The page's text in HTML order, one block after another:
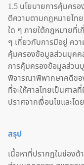
1.5 นโยบายการคุ้มคร
ตีความตามกฎหมายไท
ใด ๆ ภายใต้กฎหมายที่
ๆ เกี่ยวกับการมีอยู่ คว
คุ้มครองข้อมูลส่วนบุคค
การคุ้มครองข้อมูลส่วน
พิจารณาพิพากษาคดีขอ
ที่จะให้ศาลไทยเป็นศาล
ปราศจากเงื่อนไขและโ
สรุป
เนื้อหาที่ปรากฏในช่อง